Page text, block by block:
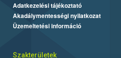
Adatkezelési tájékoztató
Akadálymentességi nyilatkozat
Üzemeltetési információ
Szakterületek